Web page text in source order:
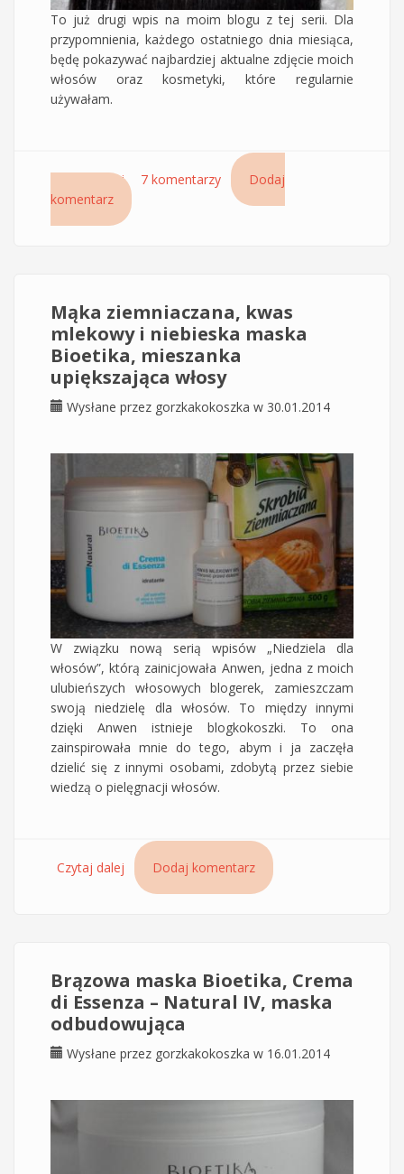
To już drugi wpis na moim blogu z tej serii. Dla
przypomnienia, każdego ostatniego dnia miesiąca,
będę pokazywać najbardziej aktualne zdjęcie moich
włosów oraz kosmetyki, które regularnie
używałam.
Czytaj dalejwpis Styczniowa pielęgnacja włosów Kokoszki
7 komentarzy
Dodaj
komentarz
Mąka ziemniaczana, kwas
mlekowy i niebieska maska
Bioetika, mieszanka
upiększająca włosy
Wysłane przez gorzkakokoszka w 30.01.2014
W związku nową serią wpisów „Niedziela dla
włosów”, którą zainicjowała Anwen, jedna z moich
ulubieńszych włosowych blogerek, zamieszczam
swoją niedzielę dla włosów. To między innymi
dzięki Anwen istnieje blogkokoszki. To ona
zainspirowała mnie do tego, abym i ja zaczęła
dzielić się z innymi osobami, zdobytą przez siebie
wiedzą o pielęgnacji włosów.
Czytaj dalej wpis Mąka ziemniaczana, kwas mlekowy i
niebieska maska Bioetika, mieszanka
Dodaj komentarz
Brązowa maska Bioetika, Crema
di Essenza – Natural IV, maska
odbudowująca
Wysłane przez gorzkakokoszka w 16.01.2014